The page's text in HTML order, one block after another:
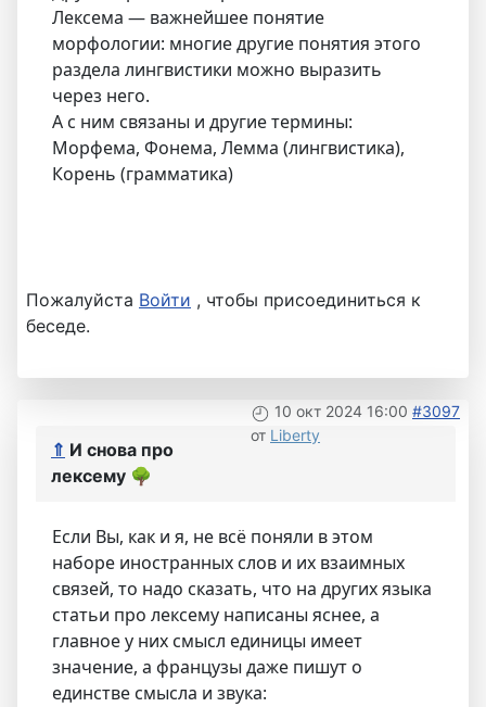
Лексема — важнейшее понятие
морфологии: многие другие понятия этого
раздела лингвистики можно выразить
через него.
А с ним связаны и другие термины:
Морфема, Фонема, Лемма (лингвистика),
Корень (грамматика)
Пожалуйста Войти , чтобы присоединиться к
беседе.
10 окт 2024 16:00 #3097
от Liberty
⇑ И снова про
лексему 🌳
Если Вы, как и я, не всё поняли в этом
наборе иностранных слов и их взаимных
связей, то надо сказать, что на других языка
статьи про лексему написаны яснее, а
главное у них смысл единицы имеет
значение, а французы даже пишут о
единстве смысла и звука: